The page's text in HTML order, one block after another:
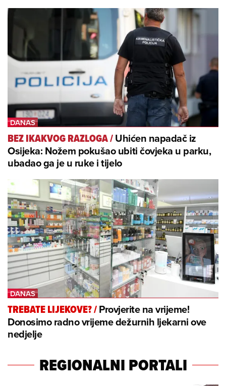
BEZ IKAKVOG RAZLOGA/Uhićen napadač iz
Osijeka: Nožem pokušao ubiti čovjeka u parku,
ubadao ga je u ruke i tijelo
TREBATE LIJEKOVE?/Provjerite na vrijeme!
Donosimo radno vrijeme dežurnih ljekarni ove
nedjelje
REGIONALNI PORTALI